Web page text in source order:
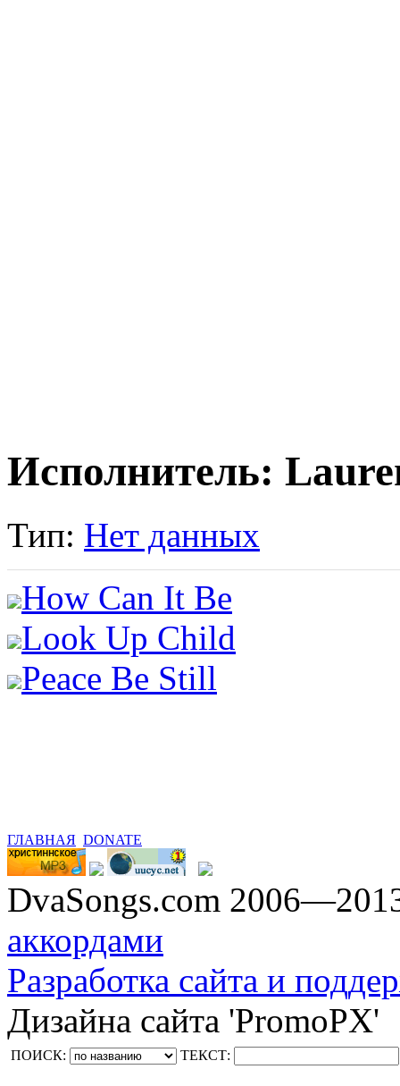
Исполнитель:
Тип: Нет данных
How Can It Be
Look Up Child
Peace Be Still
ГЛАВНАЯ DONATE
DvaSongs.com
аккордами
Разработка сайта и
Дизайна сайта 'PromoPX'
ПОИСК: ТЕКСТ: